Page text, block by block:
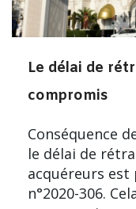
Le délai de
compromis
Conséquence
le délai de
acquéreurs est
n°2020-306.